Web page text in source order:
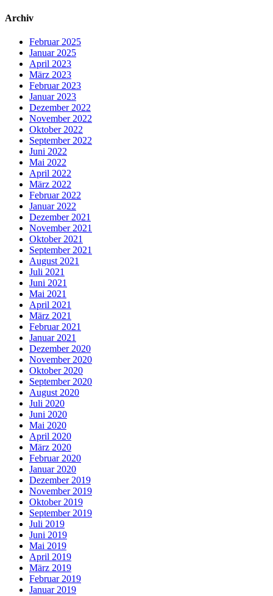
Archiv
Februar 2025
Januar 2025
April 2023
März 2023
Februar 2023
Januar 2023
Dezember 2022
November 2022
Oktober 2022
September 2022
Juni 2022
Mai 2022
April 2022
März 2022
Februar 2022
Januar 2022
Dezember 2021
November 2021
Oktober 2021
September 2021
August 2021
Juli 2021
Juni 2021
Mai 2021
April 2021
März 2021
Februar 2021
Januar 2021
Dezember 2020
November 2020
Oktober 2020
September 2020
August 2020
Juli 2020
Juni 2020
Mai 2020
April 2020
März 2020
Februar 2020
Januar 2020
Dezember 2019
November 2019
Oktober 2019
September 2019
Juli 2019
Juni 2019
Mai 2019
April 2019
März 2019
Februar 2019
Januar 2019